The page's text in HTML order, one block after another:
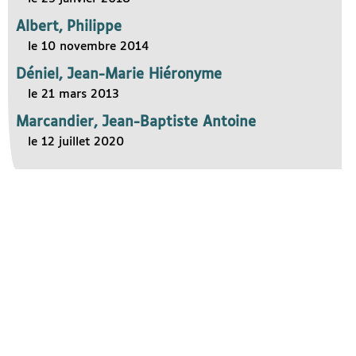
Albert, Philippe
le 10 novembre 2014
Déniel, Jean-Marie Hiéronyme
le 21 mars 2013
Marcandier, Jean-Baptiste Antoine
le 12 juillet 2020